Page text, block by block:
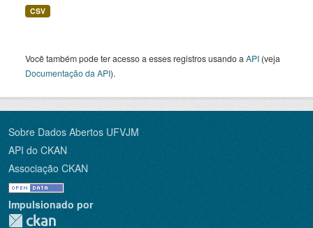
CSV
Você também pode ter acesso a esses registros usando a API (veja
Documentação da API).
Sobre Dados Abertos UFVJM
API do CKAN
Associação CKAN
Impulsionado por